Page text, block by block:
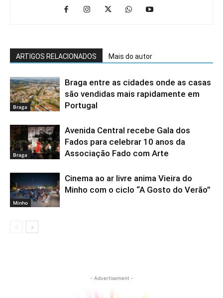
ARTIGOS RELACIONADOS Mais do autor
Braga
Braga entre as cidades onde as casas
são vendidas mais rapidamente em
Portugal
Braga
Avenida Central recebe Gala dos
Fados para celebrar 10 anos da
Associação Fado com Arte
Minho
Cinema ao ar livre anima Vieira do
Minho com o ciclo “A Gosto do Verão”
- Advertisement -